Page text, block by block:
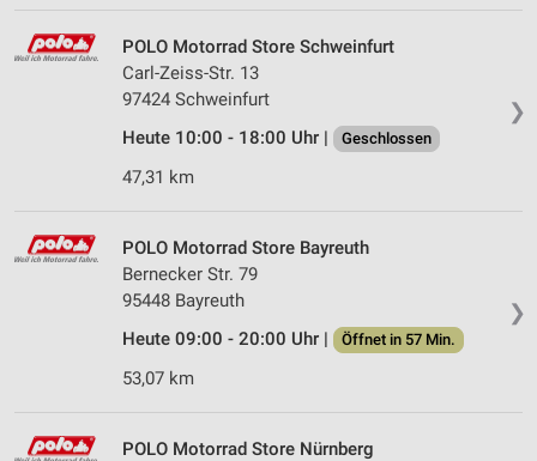
❯
POLO Motorrad Store Schweinfurt
Carl-Zeiss-Str. 13
97424 Schweinfurt
Heute 10:00 - 18:00 Uhr |
Geschlossen
47,31 km
❯
POLO Motorrad Store Bayreuth
Bernecker Str. 79
95448 Bayreuth
Heute 09:00 - 20:00 Uhr |
Öffnet in 57 Min.
53,07 km
POLO Motorrad Store Nürnberg